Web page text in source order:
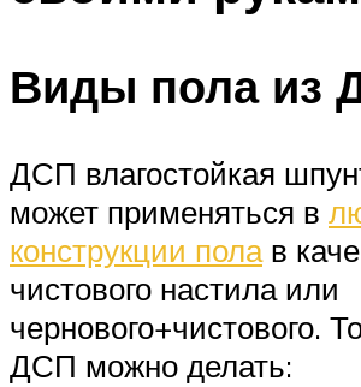
Виды пола из
ДСП влагостойкая
может применяться в
конструкции полав
чистового настила или
чернового+чистового.
ДСП можно делать: